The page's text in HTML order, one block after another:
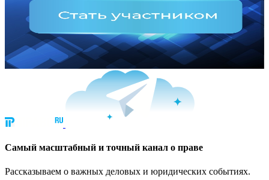
Cамый масштабный и точный канал о праве
Рассказываем о важных деловых и юридических событиях.